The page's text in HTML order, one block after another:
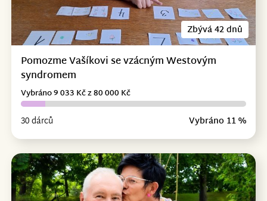
Zbývá 42 dnů
Pomozme Vašíkovi se vzácným Westovým
syndromem
30 dárců Vybráno 11 %
Vybráno 9 033 Kč z 80 000 Kč